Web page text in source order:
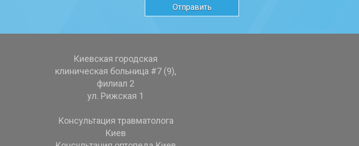
Киевская городская
клиническая больница #7 (9),
филиал 2
ул. Рижская 1
Консультация травматолога
Киев